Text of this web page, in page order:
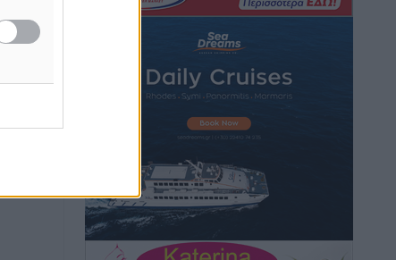
Αναποδογύρισε όχημα με μητέρα και
πριν 13 ώρες
“Η Ευρώπη αντιμετώπιζε το
προσφυγικό σαν ταινία τρόμου” – Η
συγκλονιστική μαρτυρία της Χαρούλας
Γιασιράνη στον RV για τα γεγονότα που
οδήγησαν στο Σύμφωνο της Λέρου
Τοπικές Ειδήσεις• πριν 14 ώρες
Συναυλία με τον Γιάννη Κότσιρα στις